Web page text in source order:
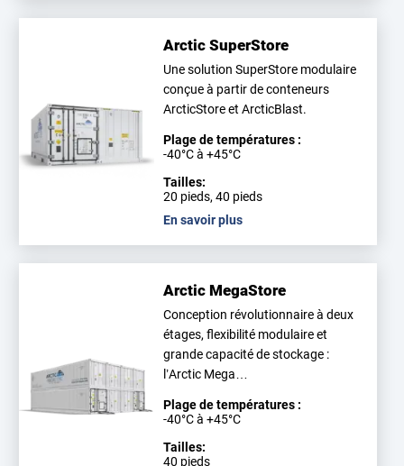
Arctic SuperStore
Une solution SuperStore modulaire
conçue à partir de conteneurs
ArcticStore et ArcticBlast.
Plage de températures :
-40°C à +45°C
Tailles:
20 pieds, 40 pieds
En savoir plus
Arctic MegaStore
Conception révolutionnaire à deux
étages, flexibilité modulaire et
grande capacité de stockage :
l’Arctic Mega…
Plage de températures :
-40°C à +45°C
Tailles:
40 pieds